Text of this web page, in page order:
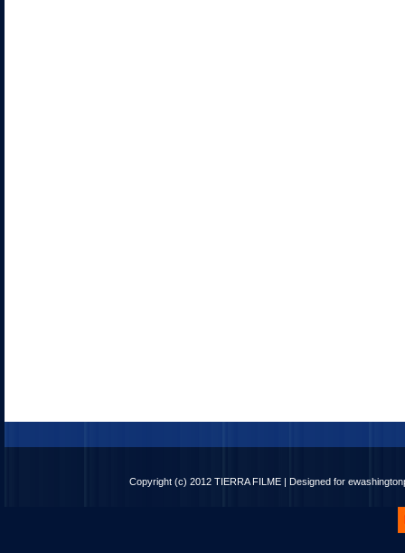
Copyright (c) 2012 TIERRA FILME | Designed for